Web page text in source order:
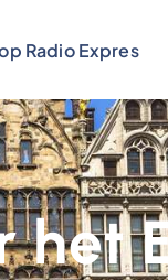
Radio Expres
het